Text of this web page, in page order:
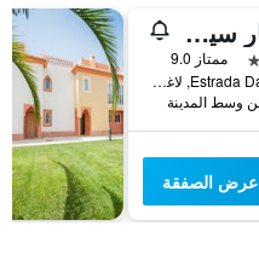
أبيروستار سيليكشن لاجوس ألجارف
ممتاز 9.0
Estrada Da Meia Praia, لاغوس (البرتغال), منطقة فارو, البرتغال
عرض الصفقة